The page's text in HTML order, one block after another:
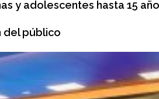
y adolescentes hasta 15
del público